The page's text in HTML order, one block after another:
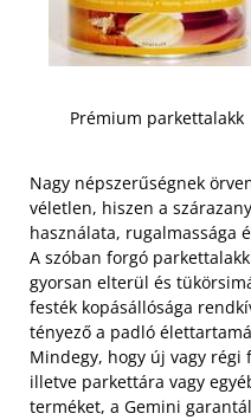
Prémium parkettalakk
Nagy népszerűségnek
véletlen, hiszen a
használata, rugalmassága
A szóban forgó
gyorsan elterül és
festék kopásállósága
tényező a padló
Mindegy, hogy új vagy
illetve parkettára vagy
terméket, a Gemini